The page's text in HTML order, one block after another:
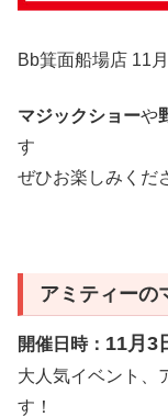
Bb箕面船場店 11
マジックショーや
す
ぜひお楽しみくだ
アミティーの
開催日時： 11月3
大人気イベント、
す！